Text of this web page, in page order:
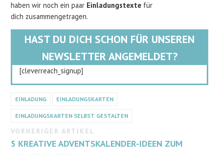
haben wir noch ein paar Einladungstexte für
dich zusammengetragen.
HAST DU DICH SCHON FÜR UNSEREN
NEWSLETTER ANGEMELDET?
[cleverreach_signup]
EINLADUNG EINLADUNGSKARTEN
EINLADUNGSKARTEN SELBST GESTALTEN
VORHERIGER ARTIKEL
5 KREATIVE ADVENTSKALENDER-IDEEN ZUM